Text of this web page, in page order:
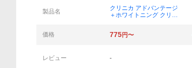
製品名
クリニカ アドバンテージ
＋ホワイトニング クリア
価格
775円〜
レビュー -